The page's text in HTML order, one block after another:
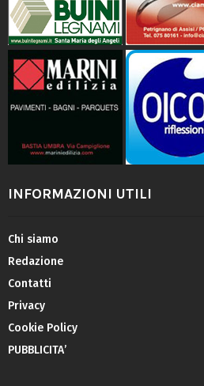
INFORMAZIONI UTILI
Chi siamo
Redazione
Contatti
Privacy
Cookie Policy
PUBBLICITA’